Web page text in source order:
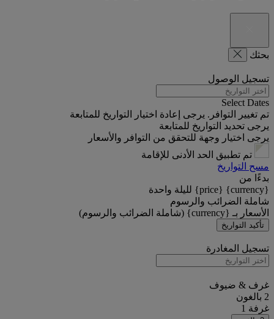
بحثك
تسجيل الوصول
Select Dates
تم تغيير التوافر. يرجى إعادة اختيار التواريخ للمتابعة
يرجى تحديد التواريخ للمتابعة
يرجى اختيار وجهة للتحقق من التوافر والأسعار
تم تطبيق الحد الأدنى للإقامة
مسح التواريخ
بدءًا من
{currency} {price} لليلة واحدة
شاملة الضرائب والرسوم
الأسعار بـ {currency} (شاملة الضرائب والرسوم)
تأكيد التواريخ
تسجيل المغادرة
غرف & ضيوف
2 بالغون
غرفة 1